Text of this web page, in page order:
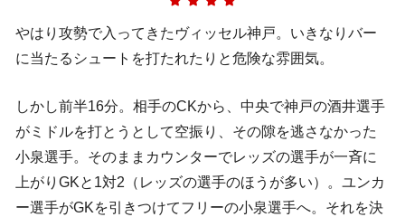
やはり攻勢で入ってきたヴィッセル神戸。いきなりバー
に当たるシュートを打たれたりと危険な雰囲気。
しかし前半16分。相手のCKから、中央で神戸の酒井選手
がミドルを打とうとして空振り、その隙を逃さなかった
小泉選手。そのままカウンターでレッズの選手が一斉に
上がりGKと1対2（レッズの選手のほうが多い）。ユンカ
ー選手がGKを引きつけてフリーの小泉選手へ。それを決